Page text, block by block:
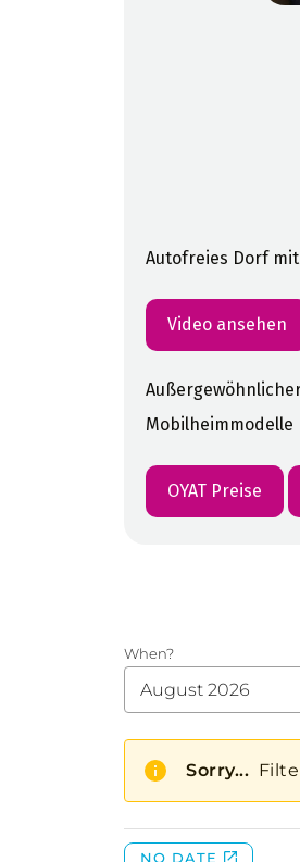
Autofreies Dorf
Video ansehen
Mobilheimmodelle
OYAT Preise